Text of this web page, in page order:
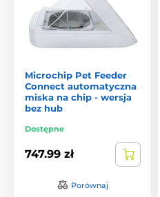
Microchip Pet Feeder
Connect automatyczna
miska na chip - wersja
bez hub
Dostępne
747.99 zł
Porównaj